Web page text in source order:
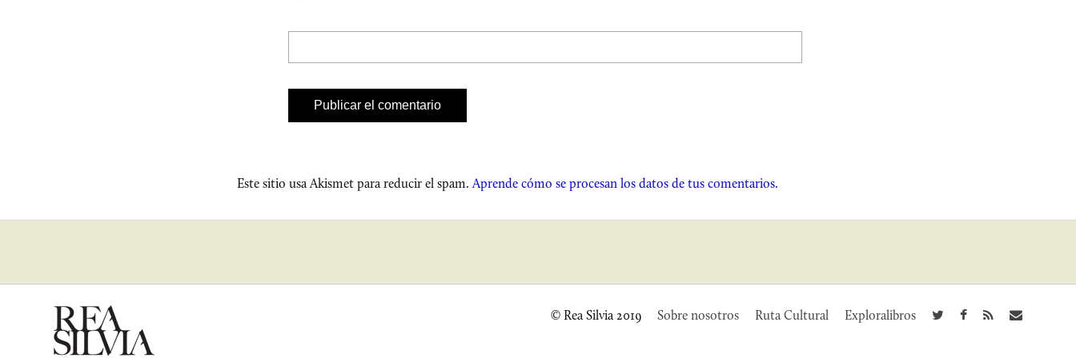
Este sitio usa Akismet para reducir el spam.Aprende cómo se procesan los datos de tus comentarios.
© Rea Silvia 2019 Sobre nosotros Ruta Cultural Exploralibros